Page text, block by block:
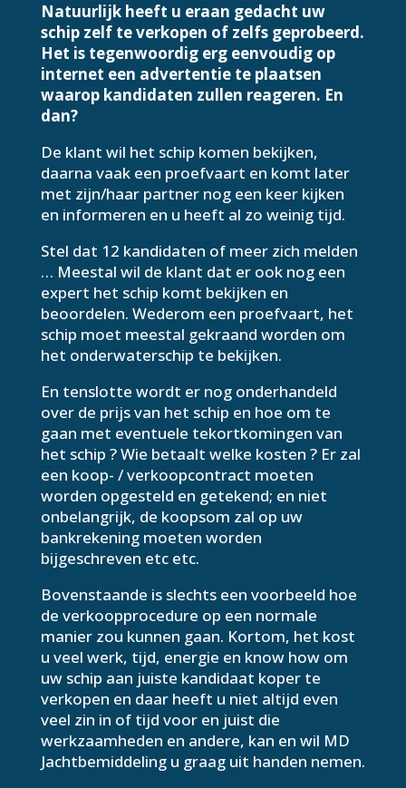
Natuurlijk heeft u eraan gedacht uw
schip zelf te verkopen of zelfs geprobeerd.
Het is tegenwoordig erg eenvoudig op
internet een advertentie te plaatsen
waarop kandidaten zullen reageren. En
dan?
De klant wil het schip komen bekijken,
daarna vaak een proefvaart en komt later
met zijn/haar partner nog een keer kijken
en informeren en u heeft al zo weinig tijd.
Stel dat 12 kandidaten of meer zich melden
… Meestal wil de klant dat er ook nog een
expert het schip komt bekijken en
beoordelen. Wederom een proefvaart, het
schip moet meestal gekraand worden om
het onderwaterschip te bekijken.
En tenslotte wordt er nog onderhandeld
over de prijs van het schip en hoe om te
gaan met eventuele tekortkomingen van
het schip ? Wie betaalt welke kosten ? Er zal
een koop- / verkoopcontract moeten
worden opgesteld en getekend; en niet
onbelangrijk, de koopsom zal op uw
bankrekening moeten worden
bijgeschreven etc etc.
Bovenstaande is slechts een voorbeeld hoe
de verkoopprocedure op een normale
manier zou kunnen gaan. Kortom, het kost
u veel werk, tijd, energie en know how om
uw schip aan juiste kandidaat koper te
verkopen en daar heeft u niet altijd even
veel zin in of tijd voor en juist die
werkzaamheden en andere, kan en wil MD
Jachtbemiddeling u graag uit handen nemen.